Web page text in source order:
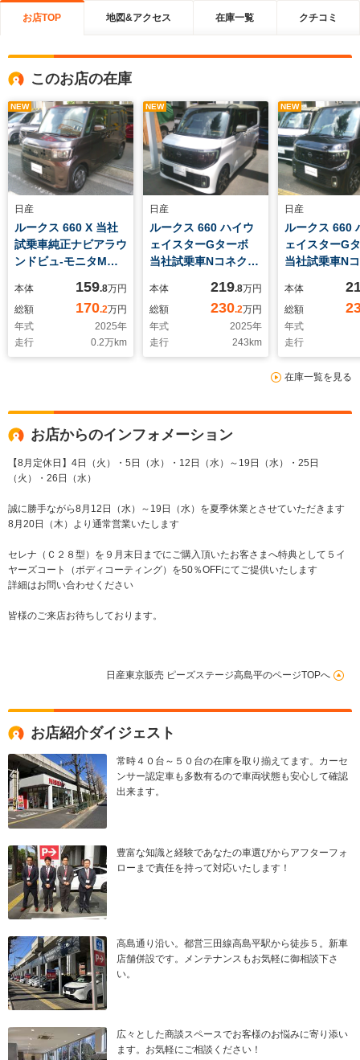
お店TOP 地図&アクセス 在庫一覧 クチコミ
このお店の在庫
NEW
日産
ルークス 660 X 当社
試乗車純正ナビアラウ
ンドビュ-モニタMド
本体 159.8万円
総額
170.2万円
年式
2025年
走行
0.2万km
NEW
日産
ルークス 660 ハイウ
ェイスターGターボ
当社試乗車Nコネクト
ターシ-トヒータ-アラ
ウンドビュ-モニター
ETCドラレコSOSコ-
ル
本体 219.8万円
総額
230.2万円
年式
2025年
走行
243 km
NEW
日産
ルークス 660
ェイスターG
当社試乗車N
ターシ-トヒー
ドラレコSOS
ラウンドビュ-
ー
本体
総額
年式
走行
在庫一覧を見る
お店からのインフォメーション
【8月定休日】4日（火）・5日（水）・12日（水）～19日（水）・25日
（火）・26日（水）
誠に勝手ながら8月12日（水）～19日（水）を夏季休業とさせていただきます
8月20日（木）より通常営業いたします
セレナ（Ｃ２８型）を９月末日までにご購入頂いたお客さまへ特典として５イ
ヤーズコート（ボディコーティング）を50％OFFにてご提供いたします
詳細はお問い合わせください
皆様のご来店お待ちしております。
日産東京販売 ピーズステージ高島平のページTOPへ
お店紹介ダイジェスト
常時４０台～５０台の在庫を取り揃えてます。カーセ
ンサー認定車も多数有るので車両状態も安心して確認
出来ます。
豊富な知識と経験であなたの車選びからアフターフォ
ローまで責任を持って対応いたします！
高島通り沿い。都営三田線高島平駅から徒歩５。新車
店舗併設です。メンテナンスもお気軽に御相談下さ
い。
広々とした商談スペースでお客様のお悩みに寄り添い
ます。お気軽にご相談ください！